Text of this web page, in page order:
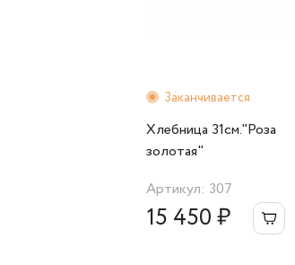
Заканчивается
Хлебница 31см."Роза
золотая"
Артикул: 307
15 450 ₽